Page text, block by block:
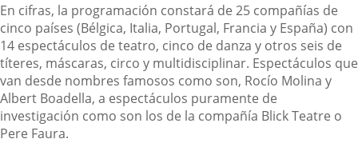
En cifras, la programación constará de 25 compañías de
cinco países (Bélgica, Italia, Portugal, Francia y España) con
14 espectáculos de teatro, cinco de danza y otros seis de
títeres, máscaras, circo y multidisciplinar. Espectáculos que
van desde nombres famosos como son, Rocío Molina y
Albert Boadella, a espectáculos puramente de
investigación como son los de la compañía Blick Teatre o
Pere Faura.